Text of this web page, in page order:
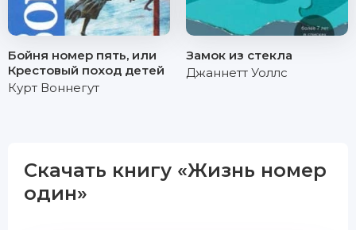
Бойня номер пять, или
Крестовый поход детей
Курт Воннегут
Замок из стекла
Джаннетт Уоллс
Скачать книгу «Жизнь номер
один»